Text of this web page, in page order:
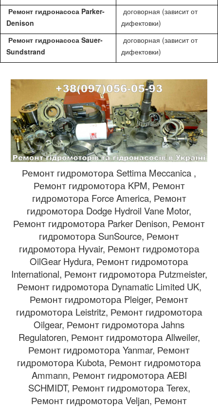
Ремонт гидронасоса Parker-
Denison
договорная (зависит от
дифектовки)
Ремонт гидронасоса Sauer-
Sundstrand
договорная (зависит от
дифектовки)
Ремонт гидромотора Settima Meccanica ,
Ремонт гидромотора KPM, Ремонт
гидромотора Force America, Ремонт
гидромотора Dodge Hydroil Vane Motor,
Ремонт гидромотора Parker Denison, Ремонт
гидромотора SunSource, Ремонт
гидромотора Hyvair, Ремонт гидромотора
OilGear Hydura, Ремонт гидромотора
International, Ремонт гидромотора Putzmeister,
Ремонт гидромотора Dynamatic Limited UK,
Ремонт гидромотора Pleiger, Ремонт
гидромотора Leistritz, Ремонт гидромотора
Oilgear, Ремонт гидромотора Jahns
Regulatoren, Ремонт гидромотора Allweiler,
Ремонт гидромотора Yanmar, Ремонт
гидромотора Kubota, Ремонт гидромотора
Ammann, Ремонт гидромотора AEBI
SCHMIDT, Ремонт гидромотора Terex,
Ремонт гидромотора Veljan, Ремонт